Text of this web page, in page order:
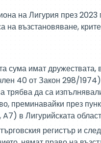
на Лигурия през
на възстановяване,
сума имат
40 от Закон 298/
трябва да са
преминавайки през
в Лигурийската
регистър и